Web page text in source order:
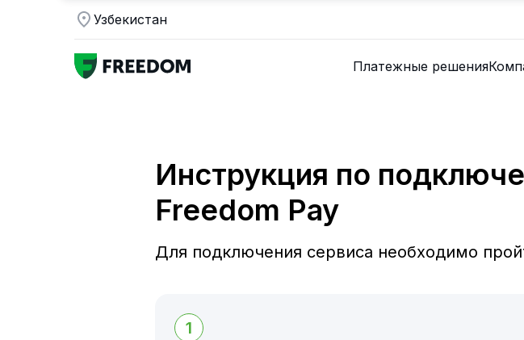
Узбекистан
Платежные решения
Инструкция по
Freedom Pay
Для подключения сервиса необходимо
1